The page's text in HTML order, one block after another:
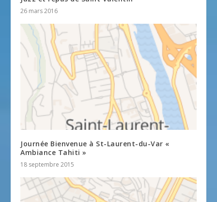
26 mars 2016
Journée Bienvenue à St-Laurent-du-Var «
Ambiance Tahiti »
18 septembre 2015